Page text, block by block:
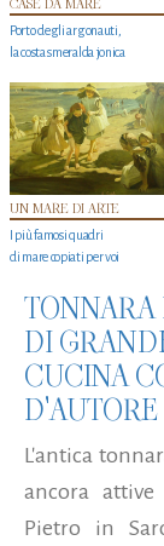
CASE DA MARE
Porto degli argonauti,
la costa smeralda jonica
UN MARE DI ARTE
I più famosi quadri
di mare copiati per voi
TONNARA
DI
CUCINA
D'AUTORE
L'antica
ancora
Pietro in